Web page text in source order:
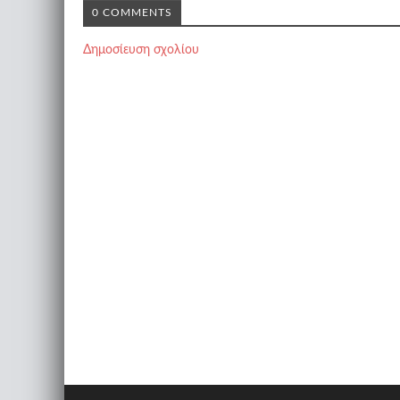
0 COMMENTS
Δημοσίευση σχολίου